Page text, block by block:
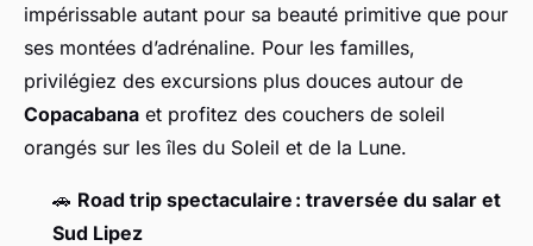
impérissable autant pour sa beauté primitive que pour
ses montées d’adrénaline. Pour les familles,
privilégiez des excursions plus douces autour de
Copacabana et profitez des couchers de soleil
orangés sur les îles du Soleil et de la Lune.
🚗 Road trip spectaculaire : traversée du salar et
Sud Lipez